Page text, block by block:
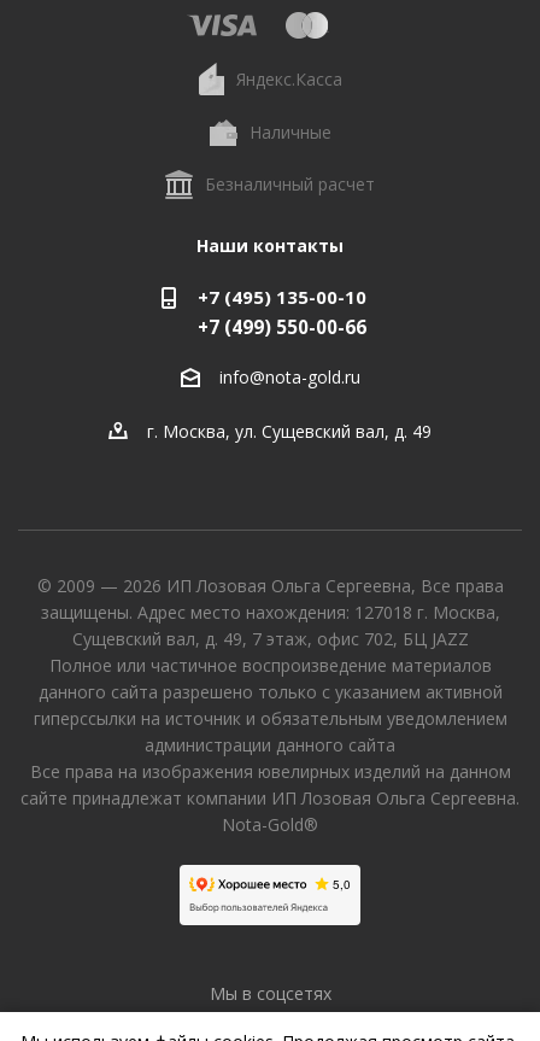
Яндекс.Касса
Наличные
Безналичный расчет
Наши контакты
+7 (495) 135-00-10
+7 (499) 550-00-66
info@nota-gold.ru
г. Москва, ул. Сущевский вал, д. 49
© 2009 — 2026 ИП Лозовая Ольга Сергеевна, Все права
защищены. Адрес место нахождения: 127018 г. Москва,
Сущевский вал, д. 49, 7 этаж, офис 702, БЦ JAZZ
Полное или частичное воспроизведение материалов
данного сайта разрешено только с указанием активной
гиперссылки на источник и обязательным уведомлением
администрации данного сайта
Все права на изображения ювелирных изделий на данном
сайте принадлежат компании ИП Лозовая Ольга Сергеевна.
Nota-Gold®
Мы в соцсетях